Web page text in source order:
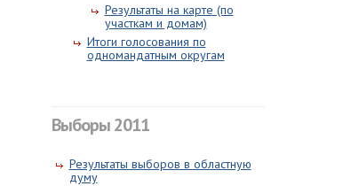
Результаты на карте (по
участкам и домам)
Итоги голосования по
одномандатным округам
Выборы 2011
Результаты выборов в областную
думу